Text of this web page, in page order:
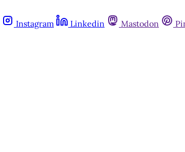
Instagram Linkedin Mastodon